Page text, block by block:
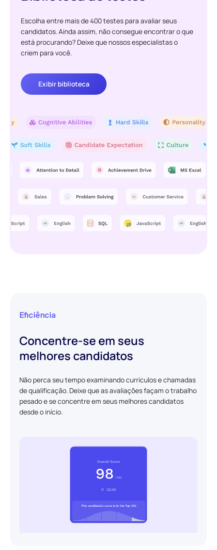
Escolha entre mais de 400 testes para avaliar seus
candidatos. Ainda assim, não consegue encontrar o que
está procurando? Deixe que nossos especialistas o
criem para você.
Exibir biblioteca
Eficiência
Concentre-se em seus
melhores candidatos
Não perca seu tempo examinando currículos e chamadas
de qualificação. Deixe que as avaliações façam o trabalho
pesado e se concentre em seus melhores candidatos
desde o início.